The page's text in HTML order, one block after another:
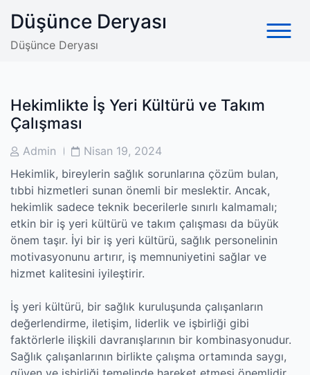
content
Düşünce Deryası
Düşünce Deryası
Hekimlikte İş Yeri Kültürü ve Takım
Çalışması
PostAdmin
PostNisan 19, 2024
Hekimlik, bireylerin sağlık sorunlarına çözüm bulan,
tıbbi hizmetleri sunan önemli bir meslektir. Ancak,
hekimlik sadece teknik becerilerle sınırlı kalmamalı;
etkin bir iş yeri kültürü ve takım çalışması da büyük
önem taşır. İyi bir iş yeri kültürü, sağlık personelinin
motivasyonunu artırır, iş memnuniyetini sağlar ve
hizmet kalitesini iyileştirir.
İş yeri kültürü, bir sağlık kuruluşunda çalışanların
değerlendirme, iletişim, liderlik ve işbirliği gibi
faktörlerle ilişkili davranışlarının bir kombinasyonudur.
Sağlık çalışanlarının birlikte çalışma ortamında saygı,